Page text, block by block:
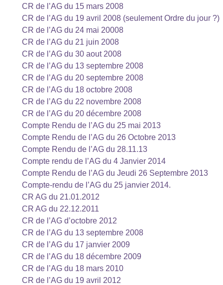
CR de l’AG du 15 mars 2008
CR de l’AG du 19 avril 2008 (seulement Ordre du jour ?)
CR de l’AG du 24 mai 20008
CR de l’AG du 21 juin 2008
CR de l’AG du 30 aout 2008
CR de l’AG du 13 septembre 2008
CR de l’AG du 20 septembre 2008
CR de l’AG du 18 octobre 2008
CR de l’AG du 22 novembre 2008
CR de l’AG du 20 décembre 2008
Compte Rendu de l’AG du 25 mai 2013
Compte Rendu de l’AG du 26 Octobre 2013
Compte Rendu de l’AG du 28.11.13
Compte rendu de l’AG du 4 Janvier 2014
Compte Rendu de l’AG du Jeudi 26 Septembre 2013
Compte-rendu de l’AG du 25 janvier 2014.
CR AG du 21.01.2012
CR AG du 22.12.2011
CR de l’AG d’octobre 2012
CR de l’AG du 13 septembre 2008
CR de l’AG du 17 janvier 2009
CR de l’AG du 18 décembre 2009
CR de l’AG du 18 mars 2010
CR de l’AG du 19 avril 2012